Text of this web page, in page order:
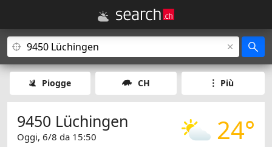
Piogge CH Più
24°
9450 Lüchingen
Oggi, 6/8 da 15:50